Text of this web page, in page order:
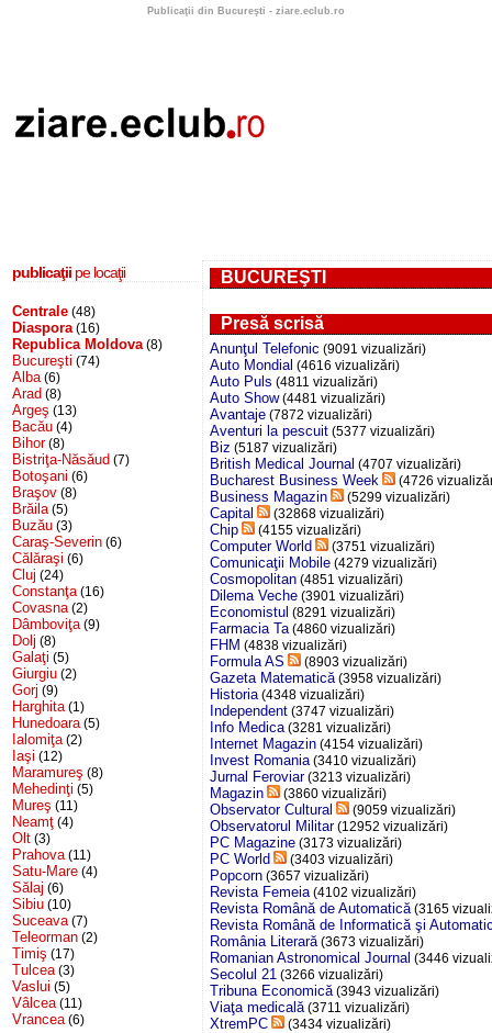
Publicaţii din Bucureşti - ziare.eclub.ro
publicaţii pe locaţii
Centrale (48)
Diaspora (16)
Republica Moldova (8)
Bucureşti (74)
Alba (6)
Arad (8)
Argeş (13)
Bacău (4)
Bihor(8)
Bistriţa-Năsăud (7)
Botoşani (6)
Braşov (8)
Brăila (5)
Buzău (3)
Caraş-Severin (6)
Călăraşi (6)
Cluj (24)
Constanţa (16)
Covasna (2)
Dâmboviţa (9)
Dolj (8)
Galaţi (5)
Giurgiu (2)
Gorj (9)
Harghita (1)
Hunedoara (5)
Ialomiţa (2)
Iaşi (12)
Maramureş (8)
Mehedinţi (5)
Mureş (11)
Neamţ (4)
Olt (3)
Prahova (11)
Satu-Mare (4)
Sălaj (6)
Sibiu (10)
Suceava (7)
Teleorman (2)
Timiş (17)
Tulcea (3)
Vaslui (5)
Vâlcea (11)
Vrancea (6)
BUCUREŞTI
Presă scrisă
Anunţul Telefonic (9091 vizualizări)
Auto Mondial (4616 vizualizări)
Auto Puls (4811 vizualizări)
Auto Show(4481 vizualizări)
Avantaje (7872 vizualizări)
Aventuri la pescuit (5377 vizualizări)
Biz (5187 vizualizări)
British Medical Journal (4707 vizualizări)
Bucharest Business Week (4726
Business Magazin (5299 vizualizări)
Capital (32868 vizualizări)
Chip (4155 vizualizări)
Computer World (3751 vizualizări)
Comunicaţii Mobile (4279 vizualizări)
Cosmopolitan (4851 vizualizări)
Dilema Veche (3901 vizualizări)
Economistul (8291 vizualizări)
Farmacia Ta(4860 vizualizări)
FHM (4838 vizualizări)
Formula AS (8903 vizualizări)
Gazeta Matematică(3958 vizualizări)
Historia(4348 vizualizări)
Independent (3747 vizualizări)
Info Medica(3281 vizualizări)
Internet Magazin (4154 vizualizări)
Invest Romania(3410 vizualizări)
Jurnal Feroviar(3213 vizualizări)
Magazin (3860 vizualizări)
Observator Cultural (9059 vizualizări)
Observatorul Militar(12952 vizualizări)
PC Magazine (3173 vizualizări)
PC World (3403 vizualizări)
Popcorn (3657 vizualizări)
Revista Femeia(4102 vizualizări)
Revista Română de Automatică(3165
Revista Română de Informatică şi
România Literară(3673 vizualizări)
Romanian Astronomical Journal (3446
Secolul 21 (3266 vizualizări)
Tribuna Economică(3943 vizualizări)
Viaţa medicală(3711 vizualizări)
XtremPC (3434 vizualizări)